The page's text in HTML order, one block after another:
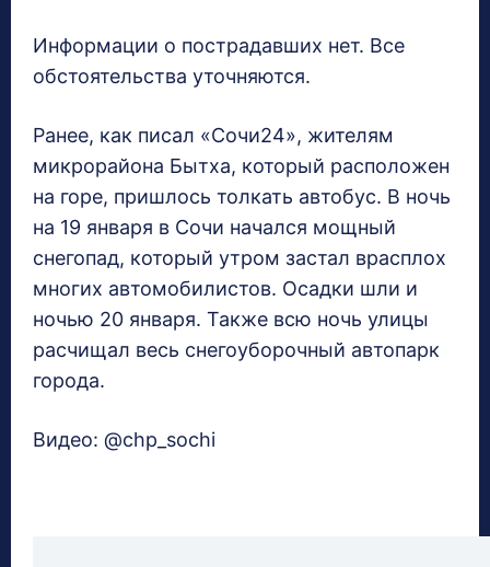
Информации о пострадавших нет. Все
обстоятельства уточняются.
Ранее, как писал «Сочи24», жителям
микрорайона Бытха, который расположен
на горе, пришлось толкать автобус. В ночь
на 19 января в Сочи начался мощный
снегопад, который утром застал врасплох
многих автомобилистов. Осадки шли и
ночью 20 января. Также всю ночь улицы
расчищал весь снегоуборочный автопарк
города.
Видео: @chp_sochi